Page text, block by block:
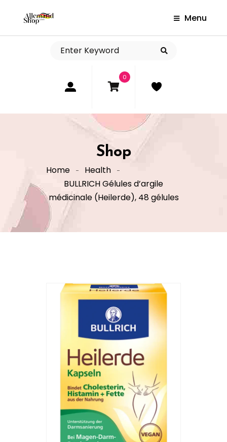
Menu
0
Shop
Home
Health
BULLRICH Gélules d’argile
médicinale (Heilerde), 48 gélules